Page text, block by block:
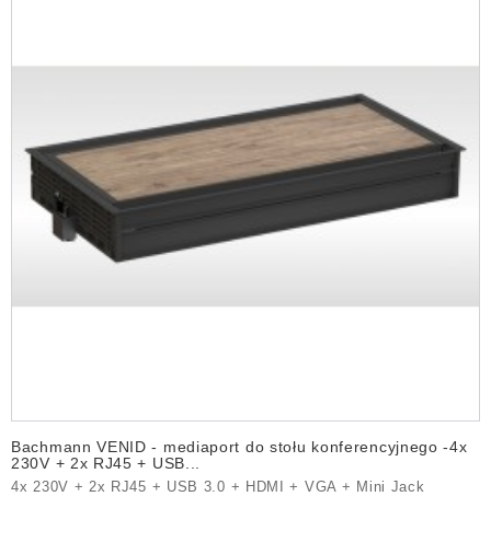
Bachmann VENID - mediaport do stołu konferencyjnego -4x
230V + 2x RJ45 + USB...
4x 230V + 2x RJ45 + USB 3.0 + HDMI + VGA + Mini Jack